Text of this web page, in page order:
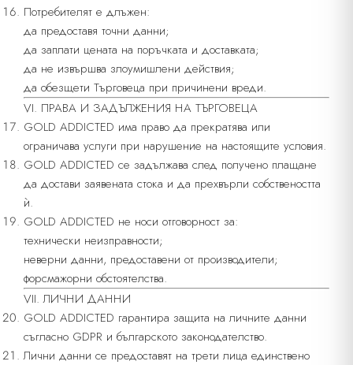
Потребителят е длъжен:
да предоставя точни данни;
да заплати цената на поръчката и доставката;
да не извършва злоумишлени действия;
да обезщети Търговеца при причинени вреди.
VI. ПРАВА И ЗАДЪЛЖЕНИЯ НА ТЪРГОВЕЦА
GOLD ADDICTED има право да прекратява или
ограничава услуги при нарушение на настоящите условия.
GOLD ADDICTED се задължава след получено плащане
да достави заявената стока и да прехвърли собствеността
ѝ.
GOLD ADDICTED не носи отговорност за:
технически неизправности;
неверни данни, предоставени от производители;
форсмажорни обстоятелства.
VII. ЛИЧНИ ДАННИ
GOLD ADDICTED гарантира защита на личните данни
съгласно GDPR и българското законодателство.
Лични данни се предоставят на трети лица единствено